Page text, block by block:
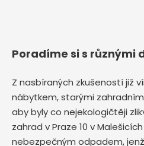
Poradíme si s různými
Z nasbíraných zkušeností již
nábytkem, starými
aby byly co nejekologičtěji
zahrad v Praze 10 v
nebezpečným odpadem,